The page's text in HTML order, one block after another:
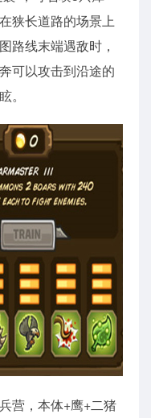
狭长道路的场景上
路线末端遇敌时，
可以攻击到沿途的
。
营，本体+鹰+二猪